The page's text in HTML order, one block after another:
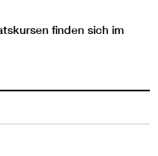
finden sich im